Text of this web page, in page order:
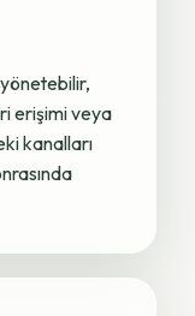
erişimi veya
kanalları